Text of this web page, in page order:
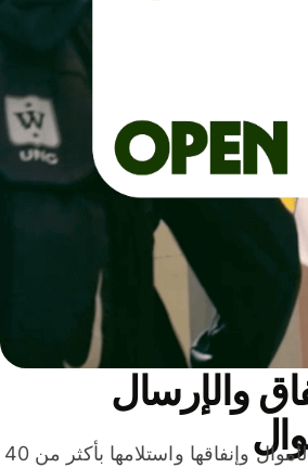
والإرسال
وفّر المال عند إرسال الأموال وإنفاقها واستلامها بأكثر من 40